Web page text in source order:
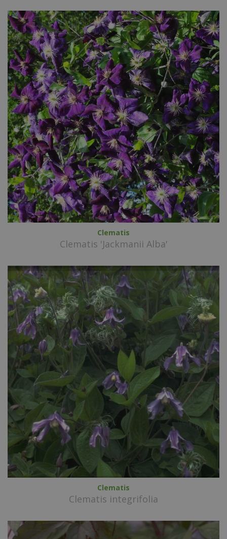
Clematis
Clematis 'Jackmanii Alba'
Clematis
Clematis integrifolia